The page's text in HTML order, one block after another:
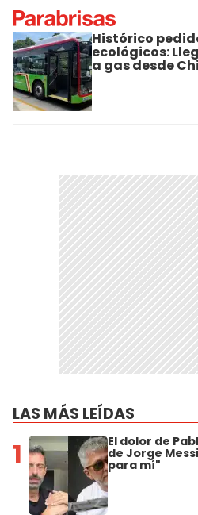
Histórico
ecológicos:
a gas desde
LAS MÁS LEÍDAS
1 El dolor de
de Jorge
para mí"